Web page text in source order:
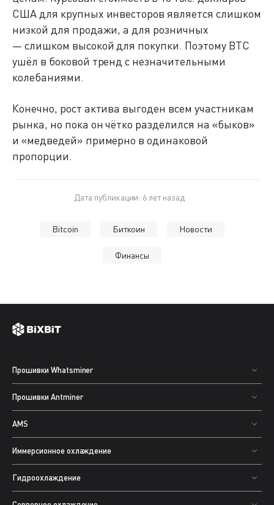
США для крупных инвесторов является слишком
низкой для продажи, а для розничных
— слишком высокой для покупки. Поэтому BTC
ушёл в боковой тренд с незначительными
колебаниями.
Конечно, рост актива выгоден всем участникам
рынка, но пока он чётко разделился на «быков»
и «медведей» примерно в одинаковой
пропорции.
Дата публикации: 6 лет назад
Bitcoin Биткоин Новости
Финансы
Прошивки Whatsminer
Прошивки Antminer
AMS
Иммерсионное охлаждение
Гидроохлаждение